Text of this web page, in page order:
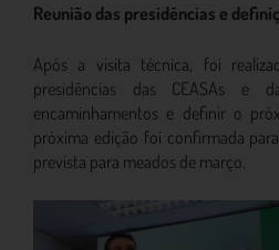
Reunião das presidências e
Após a visita técnica, foi
presidências das CEASAs e
encaminhamentos e definir o
próxima edição foi confirmada
prevista para meados de março.